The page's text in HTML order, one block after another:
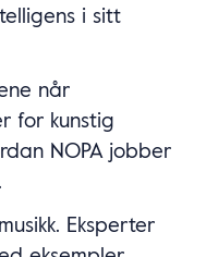
i sitt
når
for kunstig
NOPA jobber
Eksperter